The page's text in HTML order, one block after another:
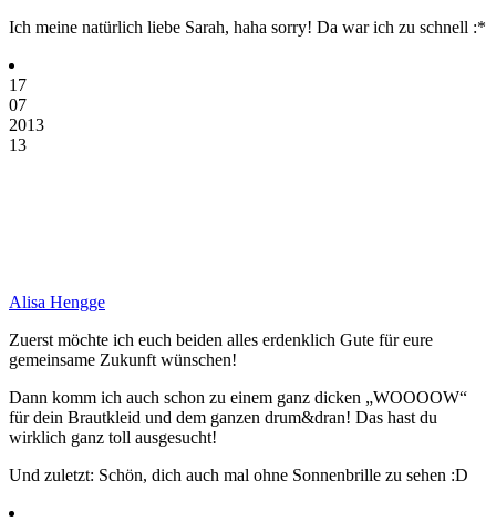
Ich meine natürlich liebe Sarah, haha sorry! Da war ich zu schnell :*
17
07
2013
13
Alisa Hengge
Zuerst möchte ich euch beiden alles erdenklich Gute für eure
gemeinsame Zukunft wünschen!
Dann komm ich auch schon zu einem ganz dicken „WOOOOW“
für dein Brautkleid und dem ganzen drum&dran! Das hast du
wirklich ganz toll ausgesucht!
Und zuletzt: Schön, dich auch mal ohne Sonnenbrille zu sehen :D